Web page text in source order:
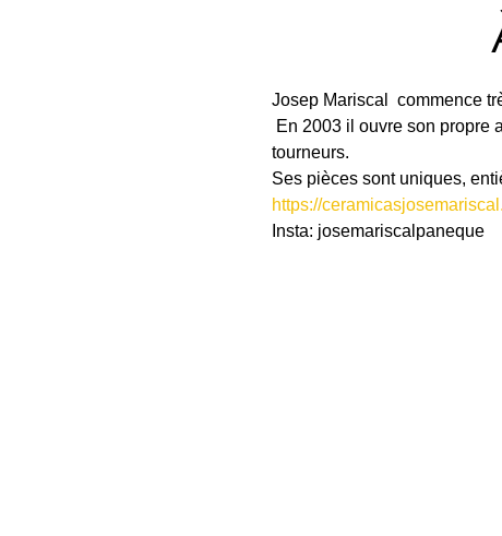
Josep Mariscal  commence
En 2003 il ouvre son propre
tourneurs.
Ses pièces sont uniques,
https://
Insta: josemariscalpaneque